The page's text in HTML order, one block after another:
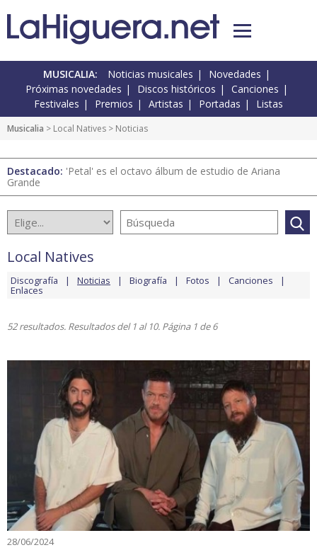
MUSICALIA: Noticias musicales
Novedades
Próximas novedades
Discos históricos
Canciones
Festivales
Premios Artistas Portadas Listas
Musicalia > Local Natives > Noticias
Destacado: 'Petal' es el octavo álbum de estudio de Ariana
Grande
Local Natives
Discografía Noticias Biografía Fotos Canciones
Enlaces
52 resultados. Resultados del 1 al 10. Página 1 de 6
28/06/2024